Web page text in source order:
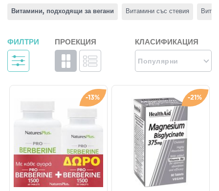
Витамини, подходящи за вегани Витамини със стевия
ФИЛТРИ ПРОЕКЦИЯ КЛАСИФИКАЦИЯ
Популярни
-13% -21%